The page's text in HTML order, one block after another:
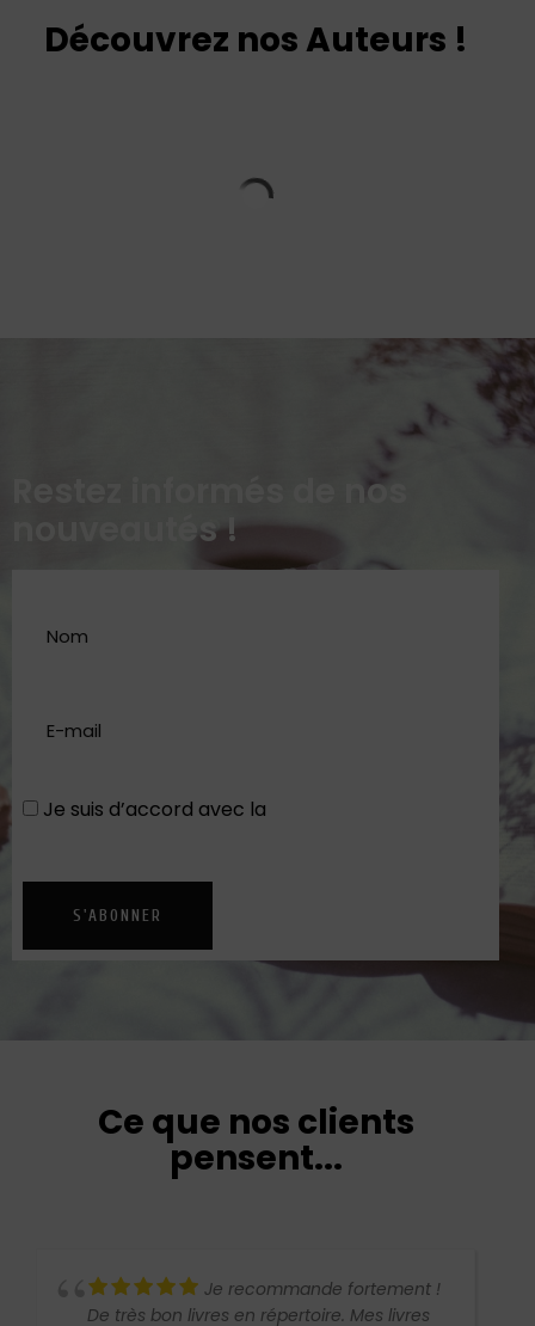
Découvrez nos Auteurs !
Restez informés de nos
nouveautés !
Je suis d’accord avec la
S'ABONNER
Ce que nos clients
pensent...
Je recommande fortement !
De très bon livres en répertoire. Mes livres